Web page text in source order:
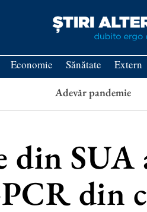
Economie Sănătate Extern
Adevăr pandemie
SUA
din